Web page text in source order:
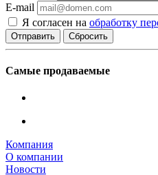
E-mail
Я согласен на обработку
Сбросить
Самые продаваемые
Компания
О компании
Новости